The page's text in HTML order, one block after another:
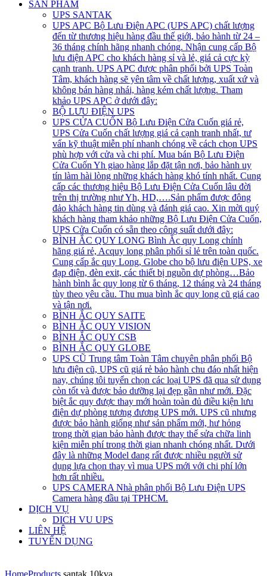
SẢN PHẨM
UPS SANTAK
UPS APC Bộ Lưu Điện APC (UPS APC) chất lượng
đến từ thương hiệu hàng đầu thế giới, bảo hành từ 24 –
36 tháng chính hãng nhanh chóng. Nhận cung cấp Bộ
lưu điện APC cho khách hàng sỉ và lẻ, giá cả cực kỳ
cạnh tranh. UPS APC được phân phối bởi UPS Toàn
Tâm, khách hàng sẽ yên tâm về chất lượng, xuất xứ và
không bán hàng nhái, hàng kém chất lượng. Tham
khảo UPS APC ở dưới đây:
BỘ LƯU ĐIỆN UPS
UPS CỬA CUỐN Bộ Lưu Điện Cửa Cuốn giá rẻ,
UPS Cửa Cuốn chất lượng giá cả cạnh tranh nhất, tư
vấn kỹ thuật miễn phí nhanh chóng về cách chọn UPS
phù hợp với cửa và chi phí. Mua bán Bộ Lưu Điện
Cửa Cuốn Yh giao hàng lắp đặt tận nơi, bảo hành uy
tín làm hài lòng những khách hàng khó tính nhất. Cung
cấp các thương hiệu Bộ Lưu Điện Cửa Cuốn lâu đời
trên thị trường như Yh, HD,….Sản phẩm được đông
đảo khách hàng tin dùng và đánh giá cao. Xin mời quý
khách hàng tham khảo những Bộ Lưu Điện Cửa Cuốn,
UPS Cửa Cuốn có sẵn theo công suất dưới đây:
BÌNH ẮC QUY LONG Bình Ắc quy Long chính
hãng giá rẻ, Acquy long phân phối sỉ lẻ trên toàn quốc.
Cung cấp ắc quy Long, Globe cho bộ lưu điện UPS, xe
đạp điện, đèn exit, các thiết bị nguồn dự phòng…Bảo
hành bình ắc quy long từ 6 tháng, 12 tháng và 24 tháng
tùy theo yêu cầu. Thu mua bình ắc quy long cũ giá cao
và tận nơi.
BÌNH ẮC QUY SAITE
BÌNH ẮC QUY VISION
BÌNH ẮC QUY CSB
BÌNH ẮC QUY GLOBE
UPS CŨ Trung tâm Toàn Tâm chuyên phân phối Bộ
lưu điện cũ, UPS cũ giá rẻ bảo hành chu đáo nhất hiện
nay, chúng tôi tuyển chọn các loại UPS đã qua sử dụng
còn tốt và được bảo dưỡng lại đẹp gần như mới. Đặc
biệt ắc quy được thay mới hoàn toàn đủ điều kiện lưu
điện dự phòng tương đương UPS mới. UPS cũ nhưng
được bảo hành giống như sản phẩm mới, hư hỏng
trong thời gian bảo hành được thay thế sửa chữa linh
kiện miễn phí trong thời gian nhanh chóng nhất. Dưới
đây là những Model đang rất được nhiều người sử
dụng lựa chọn thay vì mua UPS mới với chi phí lớn
hơn rất nhiều.
UPS CAMERA Nhà phân phối Bộ Lưu Điện UPS
Camera hàng đầu tại TPHCM.
DỊCH VỤ
DICH VU UPS
LIÊN HỆ
TUYỂN DỤNG
HomeProducts santak 10kva